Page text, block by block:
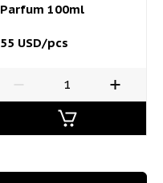
Parfum 100ml
55 USD/pcs